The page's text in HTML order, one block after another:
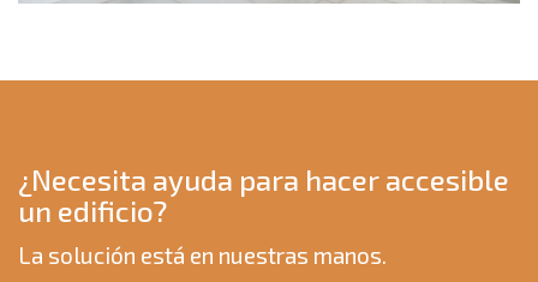
¿Necesita ayuda para hacer accesible
un edificio?
La solución está en nuestras manos.